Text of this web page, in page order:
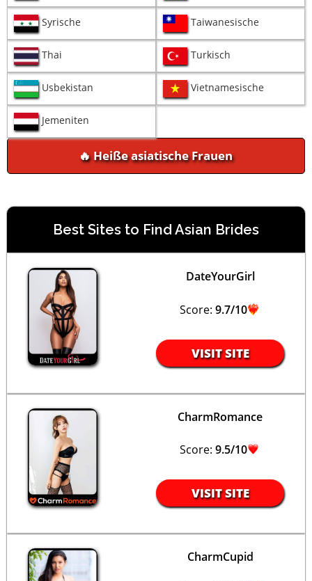
Syrische Taiwanesische
Thai Turkisch
Usbekistan Vietnamesische
Jemeniten
🔥 Heiße asiatische Frauen
Best Sites to Find Asian Brides
DateYourGirl
Score: 9.7/10
VISIT SITE
CharmRomance
Score: 9.5/10
VISIT SITE
CharmCupid